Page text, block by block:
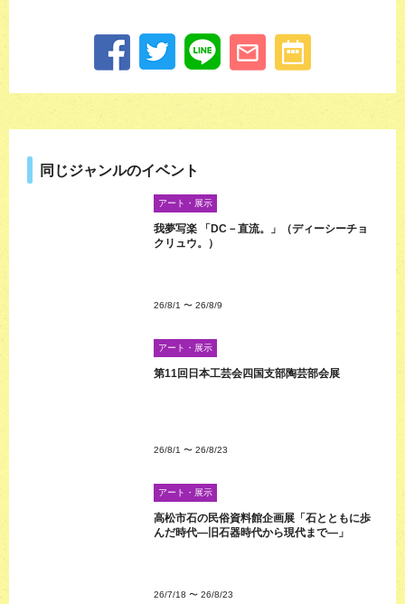
同じジャンルのイベント
アート・展示
我夢写楽 「DC－直流。」（ディーシーチョ
クリュウ。）
26/8/1 〜 26/8/9
アート・展示
第11回日本工芸会四国支部陶芸部会展
26/8/1 〜 26/8/23
アート・展示
高松市石の民俗資料館企画展「石とともに歩
んだ時代―旧石器時代から現代まで―」
26/7/18 〜 26/8/23